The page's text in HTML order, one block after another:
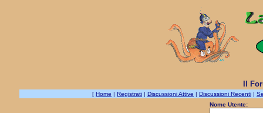
Il
[ Home | Registrati | Discussioni Attive | Discussioni Recenti |
Nome Utente: